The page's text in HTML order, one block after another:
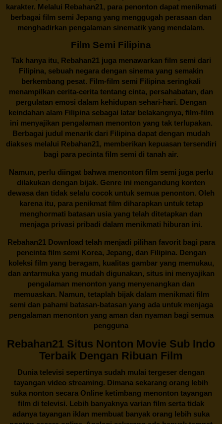
karakter. Melalui Rebahan21, para penonton dapat menikmati
berbagai film semi Jepang yang menggugah perasaan dan
menghadirkan pengalaman sinematik yang mendalam.
Film Semi Filipina
Tak hanya itu, Rebahan21juga menawarkan film semi dari
Filipina, sebuah negara dengan sinema yang semakin
berkembang pesat. Film-film semi Filipina seringkali
menampilkan cerita-cerita tentang cinta, persahabatan, dan
pergulatan emosi dalam kehidupan sehari-hari. Dengan
keindahan alam Filipina sebagai latar belakangnya, film-film
ini menyajikan pengalaman menonton yang tak terlupakan.
Berbagai judul menarik dari Filipina dapat dengan mudah
diakses melalui Rebahan21, memberikan kepuasan tersendiri
bagi para pecinta film semi di tanah air.
Namun, perlu diingat bahwa menonton film semi juga perlu
dilakukan dengan bijak. Genre ini mengandung konten
dewasa dan tidak selalu cocok untuk semua penonton. Oleh
karena itu, para penikmat film diharapkan untuk tetap
menghormati batasan usia yang telah ditetapkan dan
menjaga privasi pribadi dalam menikmati hiburan ini.
Rebahan21Download telah menjadi pilihan favorit bagi para
pencinta film semi Korea, Jepang, dan Filipina. Dengan
koleksi film yang beragam, kualitas gambar yang memukau,
dan antarmuka yang mudah digunakan, situs ini menyajikan
pengalaman menonton yang menyenangkan dan
memuaskan. Namun, tetaplah bijak dalam menikmati film
semi dan pahami batasan-batasan yang ada untuk menjaga
pengalaman menonton yang aman dan nyaman bagi semua
pengguna
Rebahan21 Situs Nonton Movie Sub Indo
Terbaik Dengan Ribuan Film
Dunia televisi sepertinya sudah mulai tergeser dengan
tayangan video streaming. Dimana sekarang orang lebih
suka nonton secara Online ketimbang menonton tayangan
film di televisi. Lebih banyaknya varian film serta tidak
adanya tayangan iklan membuat banyak orang lebih suka